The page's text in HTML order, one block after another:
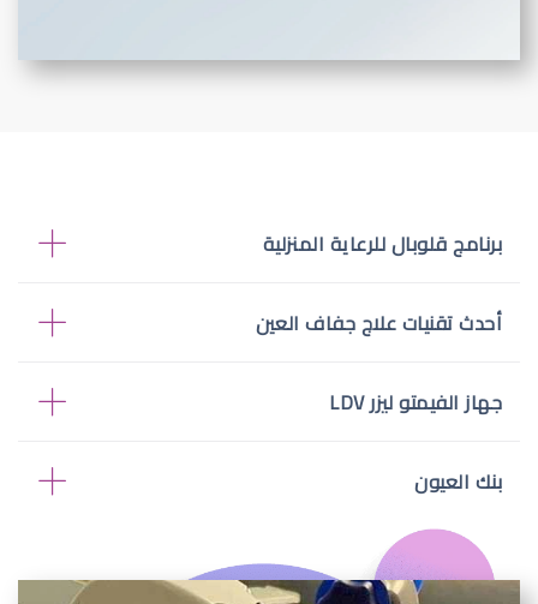
برنامج قلوبال للرعاية المنزلية
أحدث تقنيات علاج جفاف العين
جهاز الفيمتو ليزر LDV
بنك العيون